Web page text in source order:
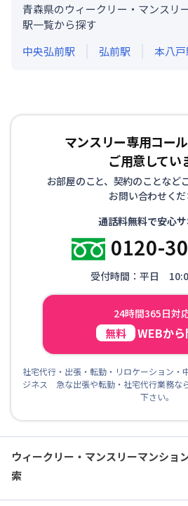
青森県のウィークリー・マンスリ
駅一覧から探す
中央弘前駅 弘前駅 本八戸
マンスリー専用コー
ご用意してい
お部屋のこと、契約のことなど
お問い合わせく
通話料無料で安心
0120-
受付時間：平日
24時間365日対
無料 WEBか
社宅代行・出張・転勤・リロケーション・
ジネス 急な出張や転勤・社宅代行業務な
下さい。
ウィークリー・マンスリーマンショ
索